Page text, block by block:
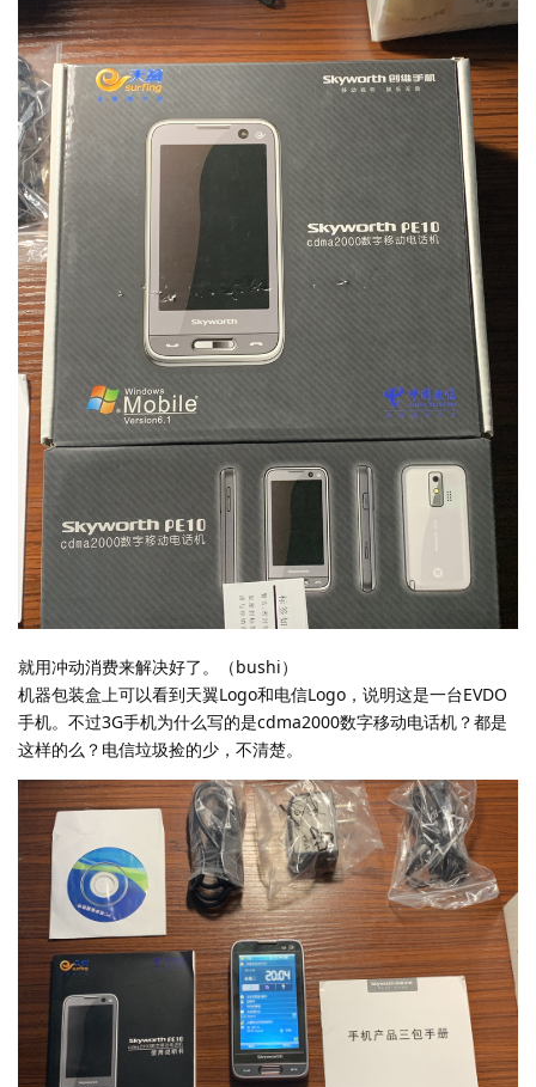
就用冲动消费来解决好了。（bushi）
机器包装盒上可以看到天翼Logo和电信Logo，说明这是一台EVDO
手机。不过3G手机为什么写的是cdma2000数字移动电话机？都是
这样的么？电信垃圾捡的少，不清楚。